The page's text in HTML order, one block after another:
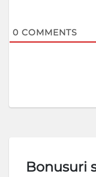
0 COMMENTS
Bonusuri